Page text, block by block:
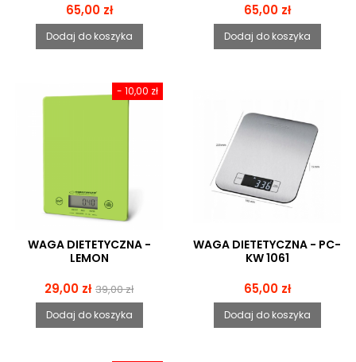
Cena
65,00 zł
Dodaj do koszyka
Cena
65,00 zł
Dodaj do koszyka
- 10,00 zł
WAGA DIETETYCZNA -
LEMON
Cena
29,00 zł Cena
podstawowa
39,00 zł
Dodaj do koszyka
WAGA DIETETYCZNA - PC-
KW 1061
Cena
65,00 zł
Dodaj do koszyka